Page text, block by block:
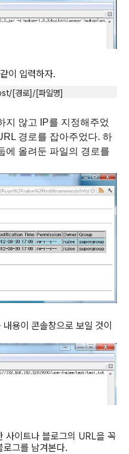
이 입력하자.
[경로]/[파일명]
지 않고 IP를 지정해주었
경로를 잡아주었다. 하
에 올려둔 파일의 경로를
용이 콘솔창으로 보일 것이
사이트나 블로그의 URL을 꼭
로그를 남겨본다.